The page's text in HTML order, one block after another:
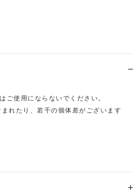
使用にならないでください。
れたり、若干の個体差がございます